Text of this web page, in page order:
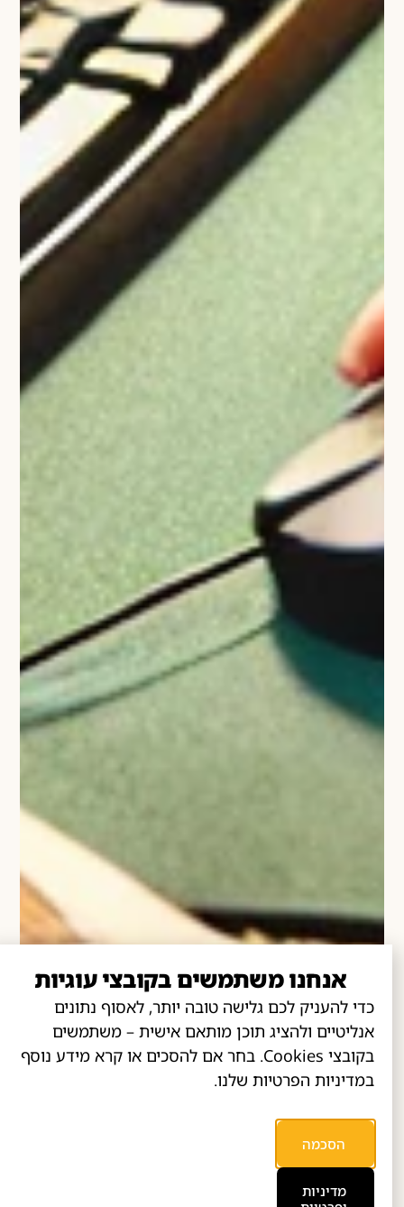
אנחנו משתמשים בקובצי עוגיות
כדי להעניק לכם גלישה טובה יותר, לאסוף נתונים
אנליטיים ולהציג תוכן מותאם אישית – משתמשים
בקובצי Cookies. בחר אם להסכים או קרא מידע נוסף
במדיניות הפרטיות שלנו.
הסכמה
מדיניות